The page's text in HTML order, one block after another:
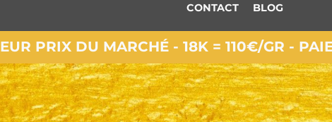
CONTACT BLOG
PRIX DU MARCHÉ - 18K = 110€/GR -